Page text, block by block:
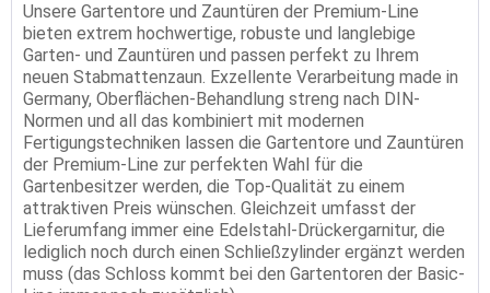
Unsere Gartentore und Zauntüren der Premium-Line
bieten extrem hochwertige, robuste und langlebige
Garten- und Zauntüren und passen perfekt zu Ihrem
neuen Stabmattenzaun. Exzellente Verarbeitung made in
Germany, Oberflächen-Behandlung streng nach DIN-
Normen und all das kombiniert mit modernen
Fertigungstechniken lassen die Gartentore und Zauntüren
der Premium-Line zur perfekten Wahl für die
Gartenbesitzer werden, die Top-Qualität zu einem
attraktiven Preis wünschen. Gleichzeit umfasst der
Lieferumfang immer eine Edelstahl-Drückergarnitur, die
lediglich noch durch einen Schließzylinder ergänzt werden
muss (das Schloss kommt bei den Gartentoren der Basic-